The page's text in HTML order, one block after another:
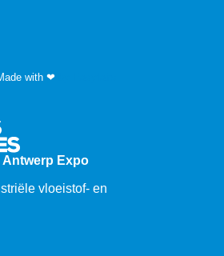
Antwerp Expo
vloeistof- en
with ❤